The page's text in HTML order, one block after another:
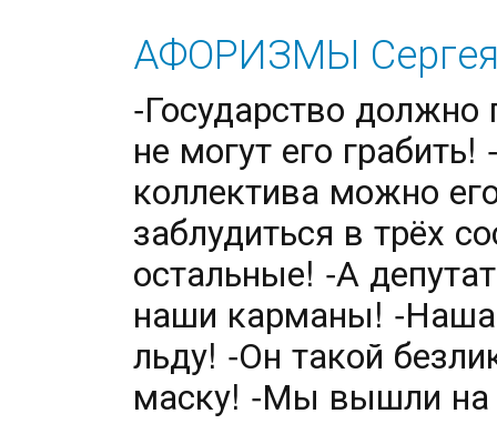
АФОРИЗМЫ
-Государство
не могут его
коллектива можно
заблудиться в трёх
остальные! -А
наши карманы! -Наша
льду! -Он такой
маску! -Мы вышли на